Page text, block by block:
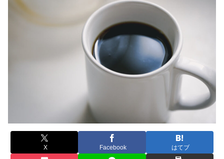
X Facebook はてブ